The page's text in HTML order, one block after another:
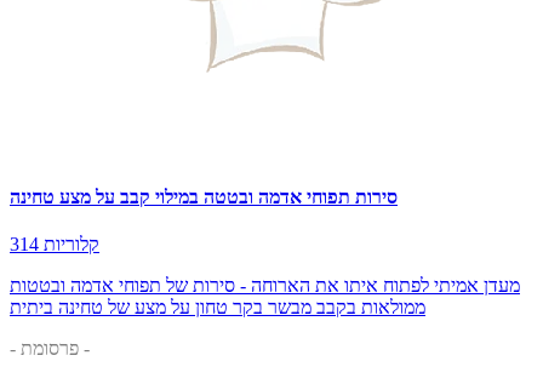
סירות תפוחי אדמה ובטטה במילוי קבב על מצע טחינה
314 קלוריות
מעדן אמיתי לפתוח איתו את הארוחה - סירות של תפוחי אדמה ובטטות
ממולאות בקבב מבשר בקר טחון על מצע של טחינה ביתית
- פרסומת -